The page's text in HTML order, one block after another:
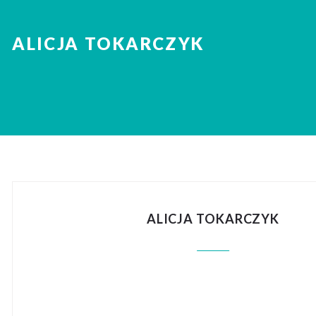
ALICJA TOKARCZYK
ALICJA TOKARCZYK